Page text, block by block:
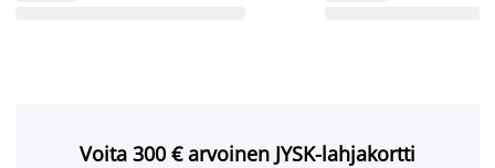
Voita 300 € arvoinen JYSK-lahjakortti